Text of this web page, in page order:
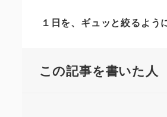
１日を、ギュッと絞るよう
この記事を書いた人